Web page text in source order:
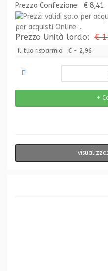
Prezzo Confezione:
€ 8,41
per acquisti Online ...
Prezzo Unità lordo: €
Il tuo risparmio: € - 2,96